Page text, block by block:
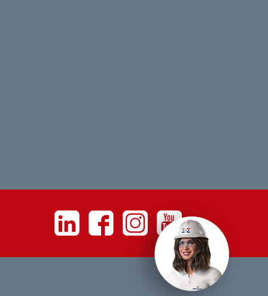
Linkedin Facebook InstagramYoutube